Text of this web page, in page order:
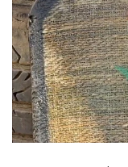
• Motoring
• เกม
• วิทยาศาสตร์
• SMEs
• หุ้น
• อินโดจีน